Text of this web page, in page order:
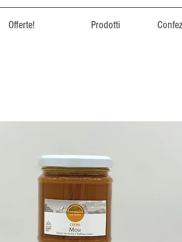
Offerte! Prodotti